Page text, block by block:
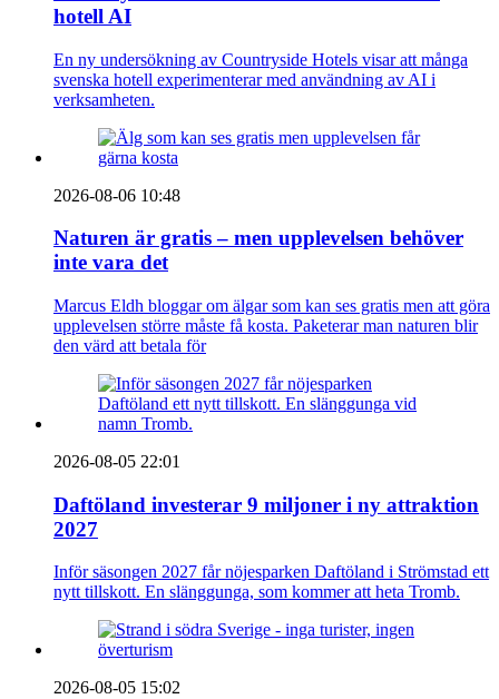
hotell AI
En ny undersökning av Countryside Hotels visar att många
svenska hotell experimenterar med användning av AI i
verksamheten.
2026-08-06 10:48
Naturen är gratis – men upplevelsen behöver
inte vara det
Marcus Eldh bloggar om älgar som kan ses gratis men att göra
upplevelsen större måste få kosta. Paketerar man naturen blir
den värd att betala för
2026-08-05 22:01
Daftöland investerar 9 miljoner i ny attraktion
2027
Inför säsongen 2027 får nöjesparken Daftöland i Strömstad ett
nytt tillskott. En slänggunga, som kommer att heta Tromb.
2026-08-05 15:02